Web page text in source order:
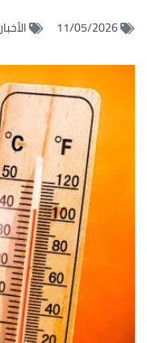
11/05/2026 الأخبار